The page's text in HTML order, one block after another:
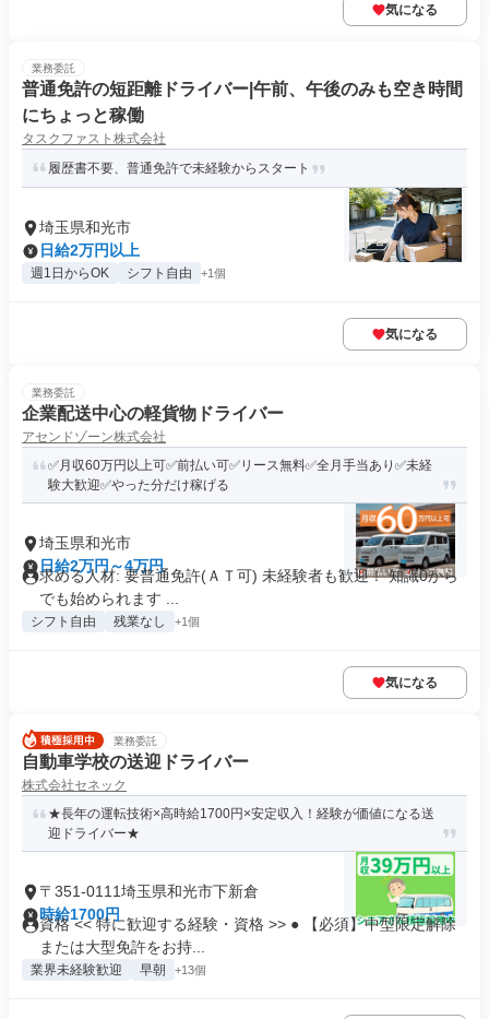
気になる
業務委託
普通免許の短距離ドライバー|午前、午後のみも空き時間
にちょっと稼働
タスクファスト株式会社
履歴書不要、普通免許で未経験からスタート
埼玉県和光市
日給2万円以上
週1日からOK シフト自由 +1個
気になる
業務委託
企業配送中心の軽貨物ドライバー
アセンドゾーン株式会社
✅月収60万円以上可✅前払い可✅リース無料✅全月手当あり✅未経
験大歓迎✅やった分だけ稼げる
埼玉県和光市
日給2万円～4万円
求める人材: 要普通免許(ＡＴ可) 未経験者も歓迎！ 知識0から
でも始められます ...
シフト自由 残業なし +1個
気になる
業務委託
自動車学校の送迎ドライバー
株式会社セネック
★長年の運転技術×高時給1700円×安定収入！経験が価値になる送
迎ドライバー★
〒351-0111埼玉県和光市下新倉
時給1700円
資格 << 特に歓迎する経験・資格 >> ● 【必須】中型限定解除
または大型免許をお持...
業界未経験歓迎 早朝 +13個